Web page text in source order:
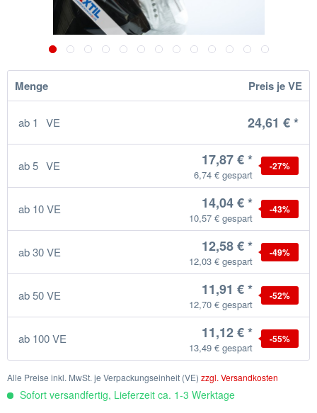
Menge Preis je VE
ab 1 VE 24,61 € *
ab5 VE 17,87 € *
6,74 € gespart
-27%
ab 10VE 14,04 € *
10,57 € gespart
-43%
ab30VE 12,58 € *
12,03 € gespart
-49%
ab50VE 11,91 € *
12,70 € gespart
-52%
ab 100VE 11,12 € *
13,49 € gespart
-55%
Alle Preise inkl. MwSt. je Verpackungseinheit (VE) zzgl. Versandkosten
Sofort versandfertig, Lieferzeit ca. 1-3 Werktage